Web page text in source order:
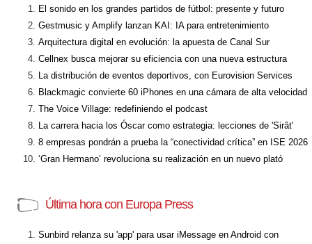
El sonido en los grandes partidos de fútbol: presente y futuro
Gestmusic y Amplify lanzan KAI: IA para entretenimiento
Arquitectura digital en evolución: la apuesta de Canal Sur
Cellnex busca mejorar su eficiencia con una nueva estructura
La distribución de eventos deportivos, con Eurovision Services
Blackmagic convierte 60 iPhones en una cámara de alta velocidad
The Voice Village: redefiniendo el podcast
La carrera hacia los Óscar como estrategia: lecciones de 'Sirât'
8 empresas pondrán a prueba la “conectividad crítica” en ISE 2026
‘Gran Hermano’ revoluciona su realización en un nuevo plató
Última hora con Europa Press
Sunbird relanza su 'app' para usar iMessage en Android con